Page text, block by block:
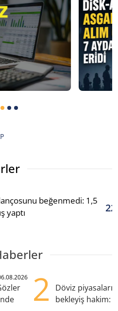
beğenmedi: 1,5
yaptı
2
Döviz
bekleyiş hakim: